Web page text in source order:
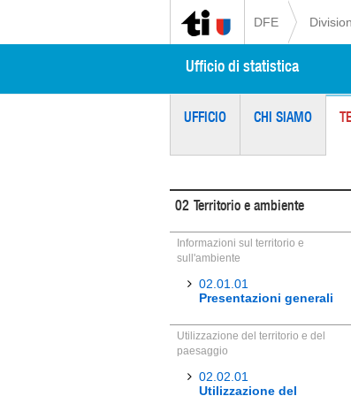
DFE
Ufficio di statistica
UFFICIO CHI SIAMO
02 Territorio e ambiente
Informazioni sul territorio e
sull'ambiente
02.01.01
Presentazioni generali
Utilizzazione del territorio e del
paesaggio
02.02.01
Utilizzazione del